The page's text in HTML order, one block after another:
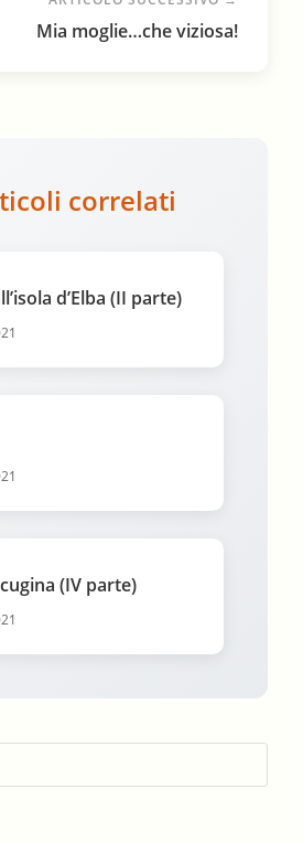
Mia moglie…che viziosa!
correlati
d’Elba (II parte)
(IV parte)